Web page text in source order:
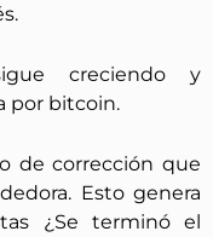
creciendo y
por bitcoin.
de corrección que
Esto genera
¿Se terminó el